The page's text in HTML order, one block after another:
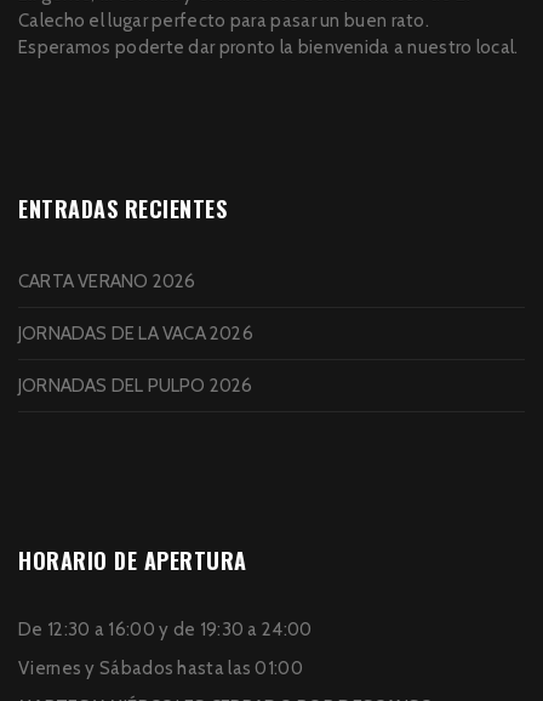
Calecho el lugar perfecto para pasar un buen rato.
Esperamos poderte dar pronto la bienvenida a nuestro local.
ENTRADAS RECIENTES
CARTA VERANO 2026
JORNADAS DE LA VACA 2026
JORNADAS DEL PULPO 2026
HORARIO DE APERTURA
De 12:30 a 16:00 y de 19:30 a 24:00
Viernes y Sábados hasta las 01:00